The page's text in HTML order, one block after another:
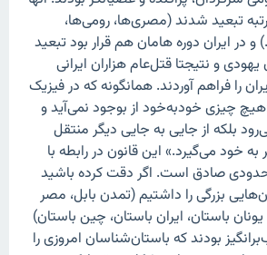
بیش از ۷ مرتبه تبعید شدند (مصری‌ها، رومی‌ها،
و در ایران دوره هامان هم قرار بود تبعید
یهودی و نتیجتا قتل‌عام هزاران ایرانی
را فراهم آوردند. همانگونه که در فیزیک
چیزی خودبه‌خود از بوجود نمی‌آید و
بلکه از جایی به جایی دیگر منتقل
خود می‌گیرد.» این قانون در رابطه با
صادق است. اگر دقت کرده باشید
بزرگی را داشتیم (تمدن بابل، مصر
باستان، ایران باستان، چین باستان)
بودند که باستان‌شناسان امروزی را